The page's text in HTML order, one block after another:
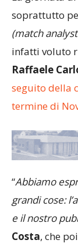
La giornata
soprattutto
infatti voluto
“Abbiamo
grandi cose:
e il nostro